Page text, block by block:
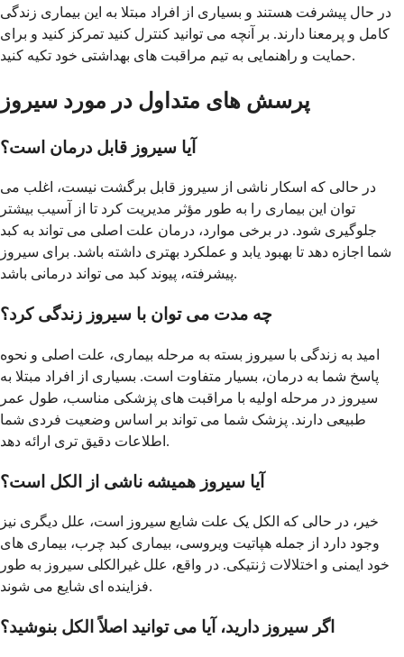
در حال پیشرفت هستند و بسیاری از افراد مبتلا به این بیماری زندگی
کامل و پرمعنا دارند. بر آنچه می توانید کنترل کنید تمرکز کنید و برای
حمایت و راهنمایی به تیم مراقبت های بهداشتی خود تکیه کنید.
پرسش های متداول در مورد سیروز
آیا سیروز قابل درمان است؟
در حالی که اسکار ناشی از سیروز قابل برگشت نیست، اغلب می
توان این بیماری را به طور مؤثر مدیریت کرد تا از آسیب بیشتر
جلوگیری شود. در برخی موارد، درمان علت اصلی می تواند به کبد
شما اجازه دهد تا بهبود یابد و عملکرد بهتری داشته باشد. برای سیروز
پیشرفته، پیوند کبد می تواند درمانی باشد.
چه مدت می توان با سیروز زندگی کرد؟
امید به زندگی با سیروز بسته به مرحله بیماری، علت اصلی و نحوه
پاسخ شما به درمان، بسیار متفاوت است. بسیاری از افراد مبتلا به
سیروز در مرحله اولیه با مراقبت های پزشکی مناسب، طول عمر
طبیعی دارند. پزشک شما می تواند بر اساس وضعیت فردی شما
اطلاعات دقیق تری ارائه دهد.
آیا سیروز همیشه ناشی از الکل است؟
خیر، در حالی که الکل یک علت شایع سیروز است، علل دیگری نیز
وجود دارد از جمله هپاتیت ویروسی، بیماری کبد چرب، بیماری های
خود ایمنی و اختلالات ژنتیکی. در واقع، علل غیرالکلی سیروز به طور
فزاینده ای شایع می شوند.
اگر سیروز دارید، آیا می توانید اصلاً الکل بنوشید؟